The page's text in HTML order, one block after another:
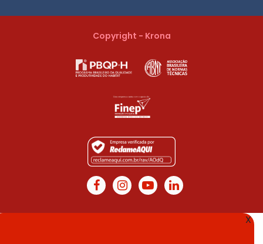
Copyright - Krona
X